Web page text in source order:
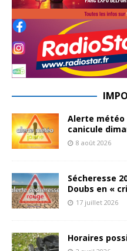
Alerte météo
canicule
8 août 2026
Sécheresse
Doubs en «
17 juillet 2026
Horaires